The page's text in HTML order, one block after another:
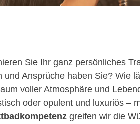
Sie Ihr ganz persönliches
und Ansprüche haben Sie? Wie
voller Atmosphäre und
oder opulent und luxuriös –
greifen wir die